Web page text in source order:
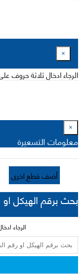
×
الرجاء ادخال ثلاثة حروف
×
معلومات التسعيرة
أضف قطع اخرى
بحث برقم الهيكل
الرجاء